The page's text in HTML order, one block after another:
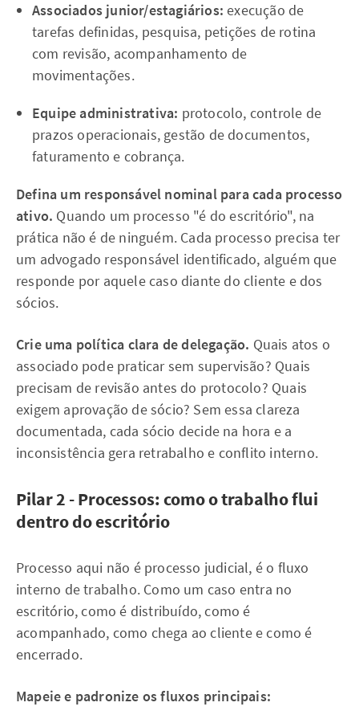
Associados junior/estagiários: execução de
tarefas definidas, pesquisa, petições de rotina
com revisão, acompanhamento de
movimentações.
Equipe administrativa: protocolo, controle de
prazos operacionais, gestão de documentos,
faturamento e cobrança.
Defina um responsável nominal para cada processo
ativo. Quando um processo "é do escritório", na
prática não é de ninguém. Cada processo precisa ter
um advogado responsável identificado, alguém que
responde por aquele caso diante do cliente e dos
sócios.
Crie uma política clara de delegação. Quais atos o
associado pode praticar sem supervisão? Quais
precisam de revisão antes do protocolo? Quais
exigem aprovação de sócio? Sem essa clareza
documentada, cada sócio decide na hora e a
inconsistência gera retrabalho e conflito interno.
Pilar 2 - Processos: como o trabalho flui
dentro do escritório
Processo aqui não é processo judicial, é o fluxo
interno de trabalho. Como um caso entra no
escritório, como é distribuído, como é
acompanhado, como chega ao cliente e como é
encerrado.
Mapeie e padronize os fluxos principais: